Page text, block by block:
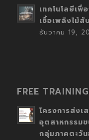
เทคโนโลยีเพื่
เชื้อเพลิงไม้สับ
ธันวาคม 19,
FREE
โครงการส่งเ
อุตสาหกรรม
กลุ่มภาคตะวั